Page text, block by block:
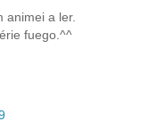
animei a ler.
fuego.^^